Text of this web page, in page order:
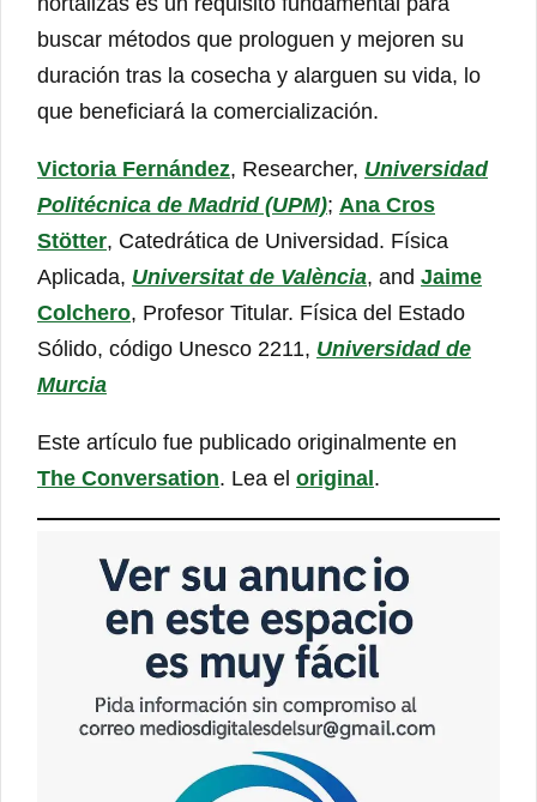
buscar métodos que prologuen y mejoren su
duración tras la cosecha y alarguen su vida, lo
que beneficiará la comercialización.
Victoria Fernández, Researcher, Universidad
Politécnica de Madrid (UPM); Ana Cros
Stötter, Catedrática de Universidad. Física
Aplicada, Universitat de València, and Jaime
Colchero, Profesor Titular. Física del Estado
Sólido, código Unesco 2211, Universidad de
Murcia
Este artículo fue publicado originalmente en
The Conversation. Lea el original.